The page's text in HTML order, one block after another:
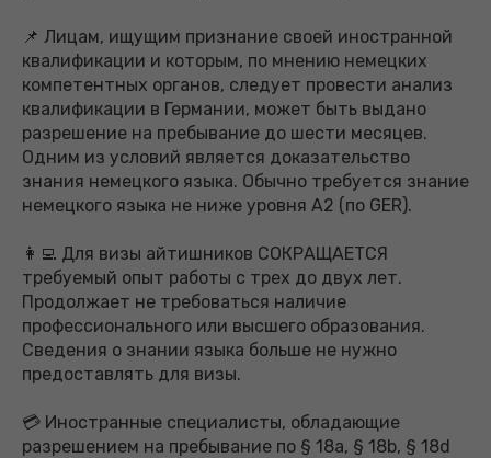
📌 Лицам, ищущим признание своей иностранной
квалификации и которым, по мнению немецких
компетентных органов, следует провести анализ
квалификации в Германии, может быть выдано
разрешение на пребывание до шести месяцев.
Одним из условий является доказательство
знания немецкого языка. Обычно требуется знание
немецкого языка не ниже уровня A2 (по GER).
👩‍💻 Для визы айтишников СОКРАЩАЕТСЯ
требуемый опыт работы с трех до двух лет.
Продолжает не требоваться наличие
профессионального или высшего образования.
Сведения о знании языка больше не нужно
предоставлять для визы.
💳 Иностранные специалисты, обладающие
разрешением на пребывание по § 18a, § 18b, § 18d